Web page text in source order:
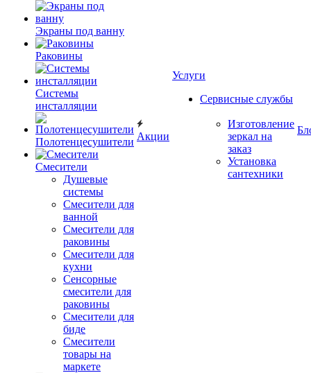
Экраны под ванну
Раковины
Системы
инсталляции
Полотенцесушители
Смесители
Душевые
системы
Смесители для
ванной
Смесители для
раковины
Смесители для
кухни
Сенсорные
смесители для
раковины
Смесители для
биде
Смесители
товары на
маркете
Акции
Услуги
Сервисные службы
Изготовление
зеркал на
заказ
Установка
сантехники